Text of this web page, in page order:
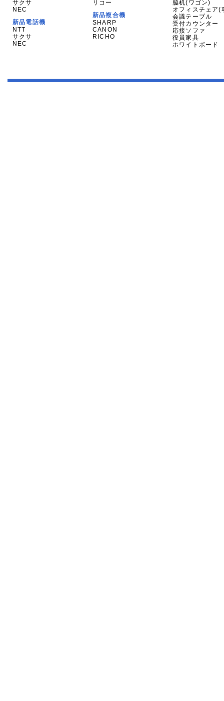
サクサ
NEC
新品電話機
NTT
サクサ
NEC
リコー
新品複合機
SHARP
CANON
RICHO
脇机(ワゴン)
オフィスチェア(
会議テーブル
受付カウンター
応接ソファ
役員家具
ホワイトボード